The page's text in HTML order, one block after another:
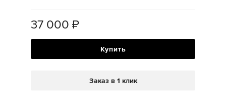
37 000 ₽
Купить
Заказ в 1 клик